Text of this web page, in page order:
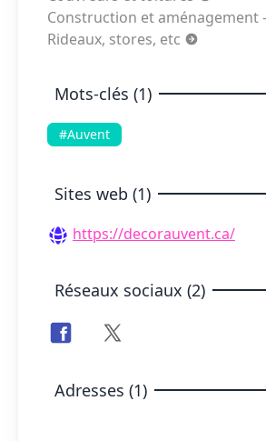
Construction et aménagement
Rideaux, stores, etc
Mots-clés (1)
#Auvent
Sites web (1)
https://decorauvent.ca/
Réseaux sociaux (2)
Adresses (1)